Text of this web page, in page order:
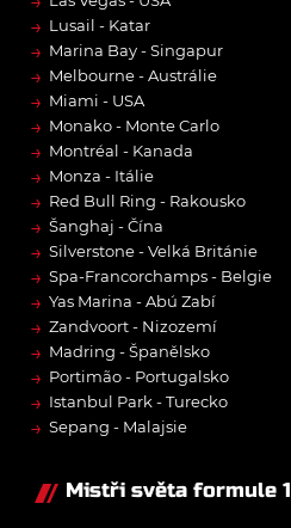
→ Lusail - Katar
→ Marina Bay - Singapur
→ Melbourne - Austrálie
→ Miami - USA
→ Monako - Monte Carlo
→ Montréal - Kanada
→ Monza - Itálie
→ Red Bull Ring - Rakousko
→ Šanghaj - Čína
→ Silverstone - Velká Británie
→ Spa-Francorchamps - Belgie
→ Yas Marina - Abú Zabí
→ Zandvoort - Nizozemí
→ Madring - Španělsko
→ Portimão - Portugalsko
→ Istanbul Park - Turecko
→ Sepang - Malajsie
Mistři světa formule 1